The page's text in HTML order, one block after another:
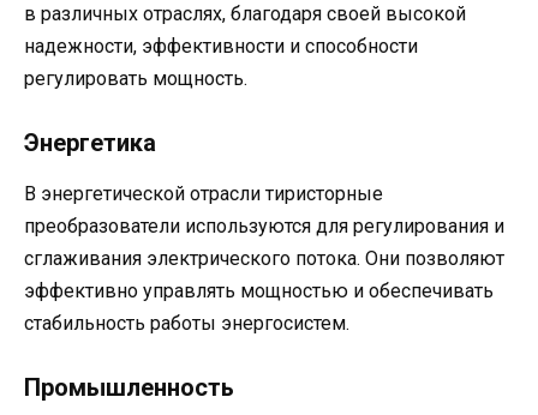
в различных отраслях, благодаря своей высокой
надежности, эффективности и способности
регулировать мощность.
Энергетика
В энергетической отрасли тиристорные
преобразователи используются для регулирования и
сглаживания электрического потока. Они позволяют
эффективно управлять мощностью и обеспечивать
стабильность работы энергосистем.
Промышленность